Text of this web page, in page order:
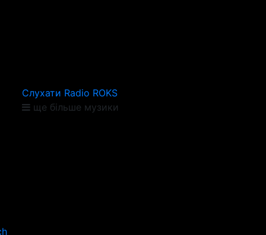
Слухати Radio ROKS
ще більше музики